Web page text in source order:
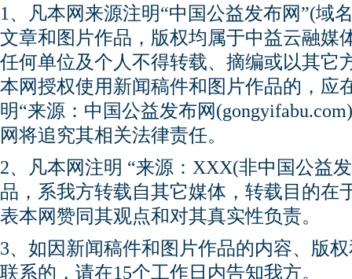
1、凡本网来源注明“中国公益发布网”(域
文章和图片作品，版权均属于中益云融媒
任何单位及个人不得转载、摘编或以其它
本网授权使用新闻稿件和图片作品的，应
明“来源：中国公益发布网
网将追究其相关法律责任。
2、凡本网注明 “来源：XXX(非中国公益
品，系我方转载自其它媒体，转载目的在
表本网赞同其观点和对其真实性负责。
3、如因新闻稿件和图片作品的内容、版
联系的，请在15个工作日内告知我方。